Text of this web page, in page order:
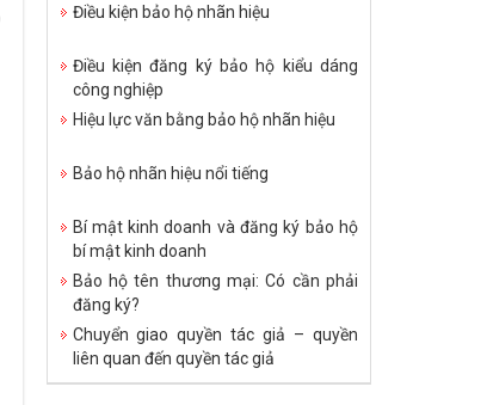
Điều kiện bảo hộ nhãn hiệu
Điều kiện đăng ký bảo hộ kiểu dáng
công nghiệp
Hiệu lực văn bằng bảo hộ nhãn hiệu
Bảo hộ nhãn hiệu nổi tiếng
Bí mật kinh doanh và đăng ký bảo hộ
bí mật kinh doanh
Bảo hộ tên thương mại: Có cần phải
đăng ký?
Chuyển giao quyền tác giả – quyền
liên quan đến quyền tác giả